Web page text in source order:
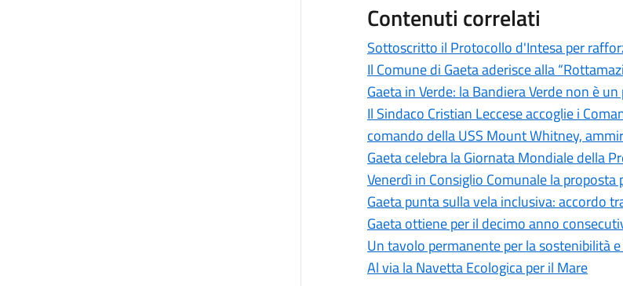
Contenuti correlati
Sottoscritto il Protocollo d'Intesa per
Il Comune di Gaeta aderisce alla
Gaeta in Verde: la Bandiera Verde non è
Il Sindaco Cristian Leccese accoglie i
comando della USS Mount Whitney,
Gaeta celebra la Giornata Mondiale della
Venerdì in Consiglio Comunale la
Gaeta punta sulla vela inclusiva: accordo
Gaeta ottiene per il decimo anno
Un tavolo permanente per la sostenibilità
Al via la Navetta Ecologica per il Mare